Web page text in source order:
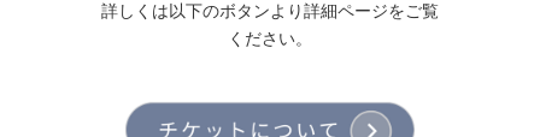
詳しくは以下のボタンより詳細ページをご覧
ください。